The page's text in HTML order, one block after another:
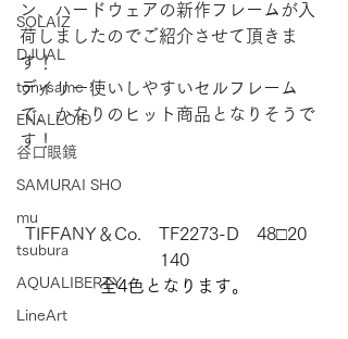
SOLAIZ
DJUAL
tonysame：
ENALLOID
谷口眼鏡
SAMURAI SHO
mu
tsubura
AQUALIBERTY
LineArt
ン、ハードウェアの新作フレームが入
荷しましたのでご紹介させて頂きま
す！
デイリー使いしやすいセルフレーム
で、かなりのヒット商品となりそうで
す！
TIFFANY＆Co.　TF2273-D　48□20
140
全4色となります。